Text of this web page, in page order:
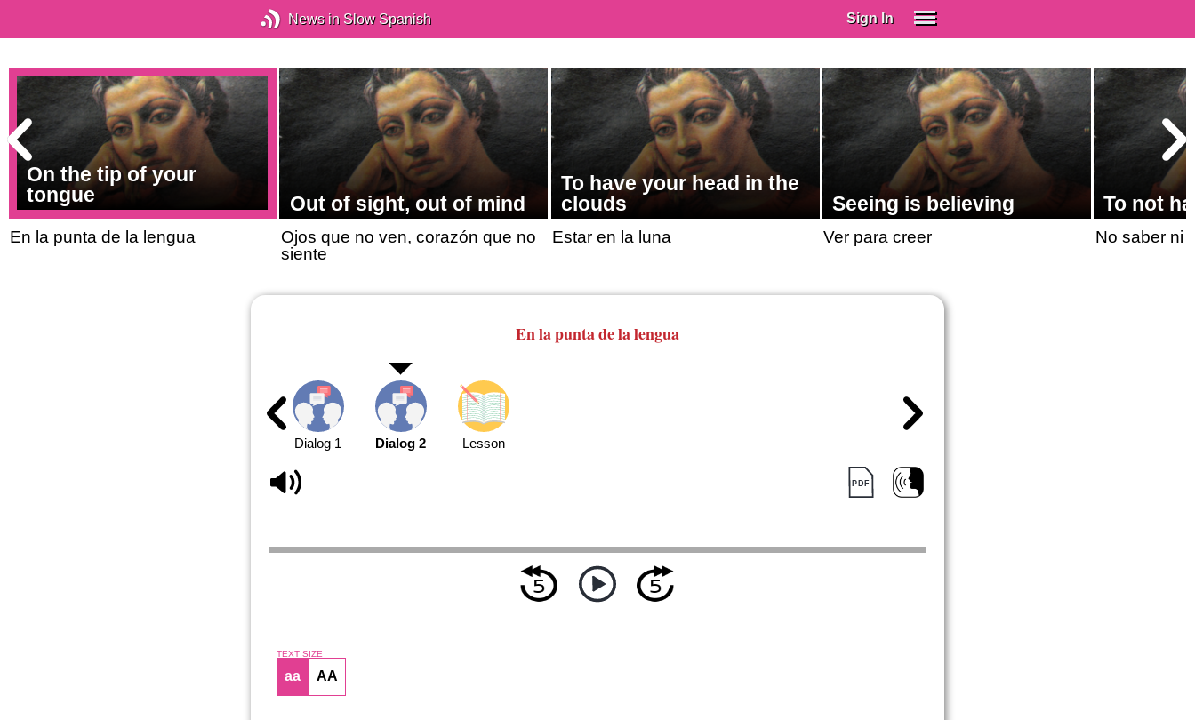
News in Slow Spanish Sign In
Spanish (Spain)
Spanish (Latino)
SUBSCRIBE
EDUCATIONAL LICENSES
GIFT CARDS
OTHER LANGUAGES
On the tip of your
tongue
En la punta de la lengua
Out of sight, out of mind
Ojos que no ven, corazón que no
siente
To have your head in the
clouds
Estar en la luna
Seeing is believing
Ver para creer
To not
No saber ni
En la punta de la lengua
Dialog 1 Dialog 2 Lesson
TEXT SIZE
aa AA